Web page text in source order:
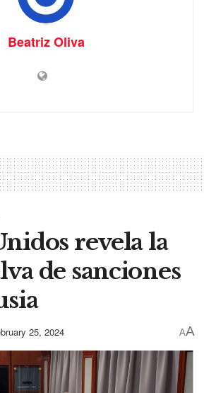
Beatriz Oliva
revela la
de sanciones
25, 2024 AA